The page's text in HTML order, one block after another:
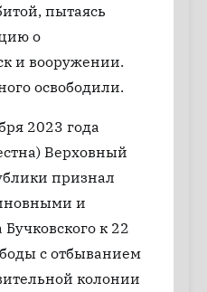
пытаясь
о
и вооружении.
освободили.
2023 года
Верховный
признал
и
к 22
с отбыванием
колонии